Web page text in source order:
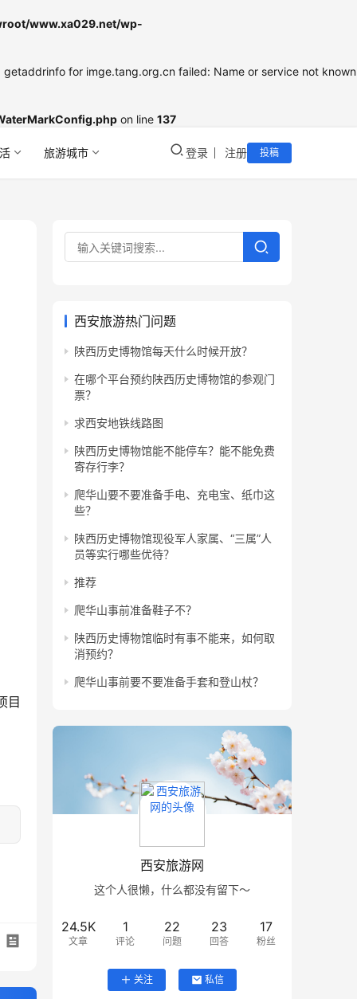
www.xa029.net/wp-
for imge.tang.org.cn failed: Name or service not known
on line 137
旅游城市 登录 注册 投稿
目
西安旅游热门问题
陕西历史博物馆每天什么时候开放？
在哪个平台预约陕西历史博物馆的参观门
票？
求西安地铁线路图
陕西历史博物馆能不能停车？能不能免费
寄存行李？
爬华山要不要准备手电、充电宝、纸巾这
些？
陕西历史博物馆现役军人家属、“三属”人
员等实行哪些优待？
推荐
爬华山事前准备鞋子不？
陕西历史博物馆临时有事不能来，如何取
消预约？
爬华山事前要不要准备手套和登山杖？
西安旅游网
这个人很懒，什么都没有留下～
24.5K
文章
1
评论
22
问题
23
回答
17
粉丝
关注 私信